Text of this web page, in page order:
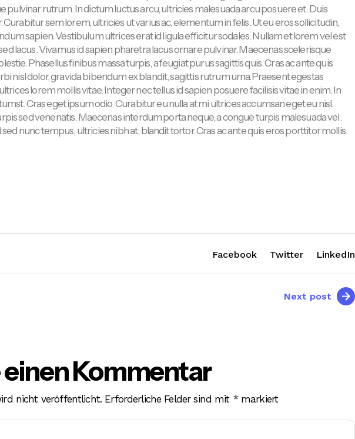
pulvinar rutrum. In dictum luctus arcu, ultricies malesuada arcu posuere et. Duis
sem lorem, ultricies ut varius ac, elementum in felis. Ut eu eros sollicitudin,
sapien. Vestibulum ultrices erat id ligula efficitur sodales. Nullam et lorem vel est
lacus. Vivamus id sapien pharetra lacus ornare pulvinar. Maecenas scelerisque
Phasellus finibus massa turpis, a feugiat purus sagittis quis. Cras ac ante quis
nisl dolor, gravida bibendum ex blandit, sagittis rutrum urna.Praesent egestas
lorem mollis vitae. Integer nec tellus id sapien posuere facilisis vitae in enim. In
Cras eget ipsum odio. Curabitur eu nulla at mi ultrices accumsan eget eu nisl.
sed venenatis. Maecenas interdum porta neque, a congue turpis malesuada vel.
sed nunc tempus, ultricies nibh at, blandit tortor. Cras ac ante quis eros porttitor mollis.
Facebook Twitter LinkedIn
Next post
Kommentar
nicht veröffentlicht. Erforderliche Felder sind mit *markiert